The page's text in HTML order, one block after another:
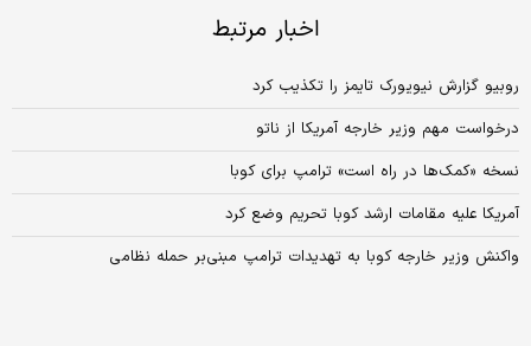
اخبار مرتبط
روبیو گزارش نیویورک تایمز را تکذیب کرد
درخواست مهم وزیر خارجه آمریکا از ناتو
نسخه «کمک‌ها در راه است» ترامپ برای کوبا
آمریکا علیه مقامات ارشد کوبا تحریم وضع کرد
واکنش وزیر خارجه کوبا به تهدیدات ترامپ مبنی‌بر حمله نظامی